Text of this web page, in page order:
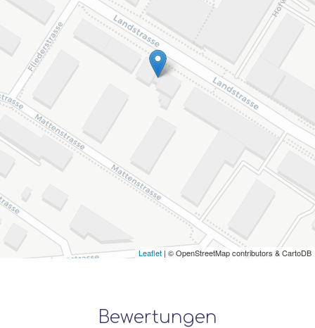
Leaflet | © OpenStreetMap contributors & CartoDB
Bewertungen